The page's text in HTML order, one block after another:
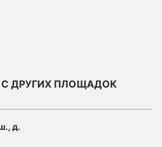
ДРУГИХ ПЛОЩАДОК
д.